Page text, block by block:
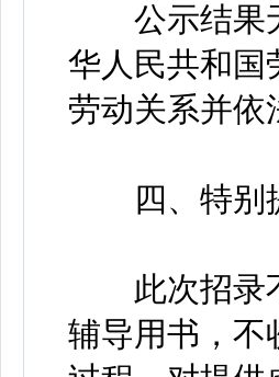
公示结果无
华人民共和国
劳动关系并依
四、特别
此次招录不
辅导用书，不